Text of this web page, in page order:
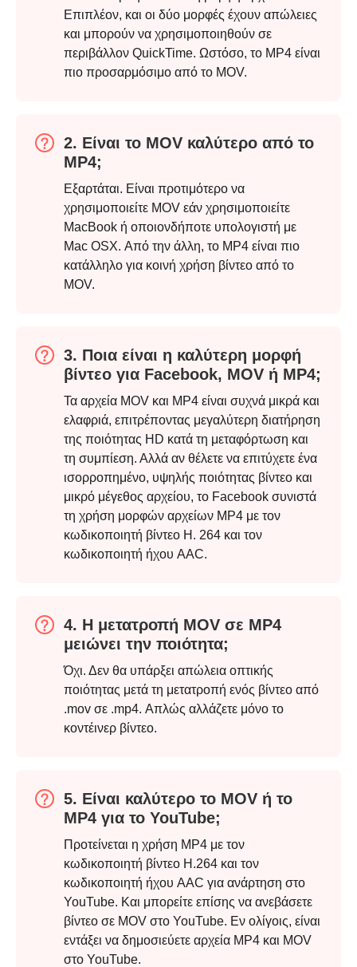
Επιπλέον, και οι δύο μορφές έχουν απώλειες
και μπορούν να χρησιμοποιηθούν σε
περιβάλλον QuickTime. Ωστόσο, το MP4 είναι
πιο προσαρμόσιμο από το MOV.
2. Είναι το MOV καλύτερο από το
MP4;
Εξαρτάται. Είναι προτιμότερο να
χρησιμοποιείτε MOV εάν χρησιμοποιείτε
MacBook ή οποιονδήποτε υπολογιστή με
Mac OSX. Από την άλλη, το MP4 είναι πιο
κατάλληλο για κοινή χρήση βίντεο από το
MOV.
3. Ποια είναι η καλύτερη μορφή
βίντεο για Facebook, MOV ή MP4;
Τα αρχεία MOV και MP4 είναι συχνά μικρά και
ελαφριά, επιτρέποντας μεγαλύτερη διατήρηση
της ποιότητας HD κατά τη μεταφόρτωση και
τη συμπίεση. Αλλά αν θέλετε να επιτύχετε ένα
ισορροπημένο, υψηλής ποιότητας βίντεο και
μικρό μέγεθος αρχείου, το Facebook συνιστά
τη χρήση μορφών αρχείων MP4 με τον
κωδικοποιητή βίντεο H. 264 και τον
κωδικοποιητή ήχου AAC.
4. Η μετατροπή MOV σε MP4
μειώνει την ποιότητα;
Όχι. Δεν θα υπάρξει απώλεια οπτικής
ποιότητας μετά τη μετατροπή ενός βίντεο από
.mov σε .mp4. Απλώς αλλάζετε μόνο το
κοντέινερ βίντεο.
5. Είναι καλύτερο το MOV ή το
MP4 για το YouTube;
Προτείνεται η χρήση MP4 με τον
κωδικοποιητή βίντεο H.264 και τον
κωδικοποιητή ήχου AAC για ανάρτηση στο
YouTube. Και μπορείτε επίσης να ανεβάσετε
βίντεο σε MOV στο YouTube. Εν ολίγοις, είναι
εντάξει να δημοσιεύετε αρχεία MP4 και MOV
στο YouTube.